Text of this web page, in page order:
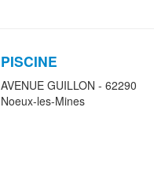
PISCINE
AVENUE GUILLON - 62290
Noeux-les-Mines